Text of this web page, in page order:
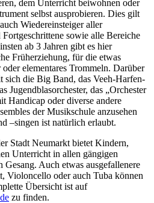
dem Unterricht beiwohnen oder
selbst ausprobieren. Dies gilt
Wiedereinsteiger aller
sowie alle Bereiche
ab 3 Jahren gibt es hier
Früherziehung, für die etwas
elementares Trommeln. Darüber
sich die Big Band, das Veeh-Harfen-
Jugendblasorchester, das „Orchester
Handicap oder diverse andere
der Musikschule anzusehen
–singen ist natürlich erlaubt.
Stadt Neumarkt bietet Kindern,
Unterricht in allen gängigen
Gesang. Auch etwas ausgefallenere
Violoncello oder auch Tuba können
Übersicht ist auf
zu finden.